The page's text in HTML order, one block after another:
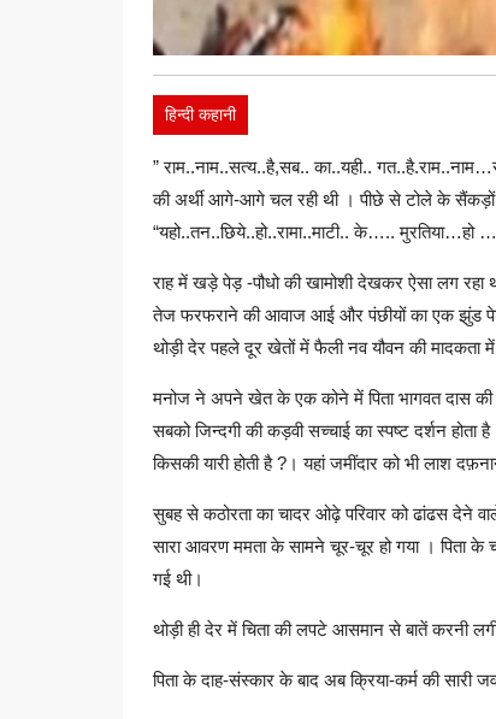
हिन्दी कहानी
” राम..नाम..सत्य..है,सब.. का..यही..
की अर्थी आगे-आगे चल रही थी । पीछे से टोले के सैंकड़ों
“यहो..तन..छिये..हो..रामा..माटी.. के…..
राह में खड़े पेड़ -पौधो की खामोशी देखकर ऐसा लग
तेज फरफराने की आवाज आई और पंछीयों का एक झुंड पेड़
थोड़ी देर पहले दूर खेतों में फैली नव यौवन की मादकता
मनोज ने अपने खेत के एक कोने में पिता भागवत दास की
सबको जिन्दगी की कड़वी सच्चाई का स्पष्ट दर्शन
किसकी यारी होती है ?। यहां जमींदार को भी लाश
सुबह से कठोरता का चादर ओढ़े परिवार को ढांढस देने
सारा आवरण ममता के सामने चूर-चूर हो गया । पिता के
गई थी।
थोड़ी ही देर में चिता की लपटे आसमान से बातें करनी
पिता के दाह-संस्कार के बाद अब क्रिया-कर्म की सारी